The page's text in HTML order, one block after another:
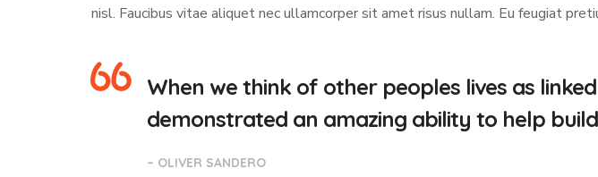
nisl. Faucibus vitae aliquet nec ullamcorper sit amet risus nullam. Eu feugiat
When we think of other peoples lives as
demonstrated an amazing ability to help
– OLIVER SANDERO